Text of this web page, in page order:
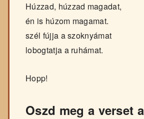
Húzzad, húzzad magadat,
én is húzom magamat.
szél fújja a szoknyámat
lobogtatja a ruhámat.
Hopp!
Oszd meg a verset a